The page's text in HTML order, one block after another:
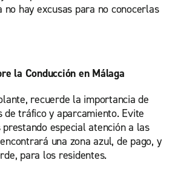
no hay excusas para no conocerlas
la Conducción en Málaga
recuerde la importancia de
tráfico y aparcamiento. Evite
especial atención a las
una zona azul, de pago, y
para los residentes.